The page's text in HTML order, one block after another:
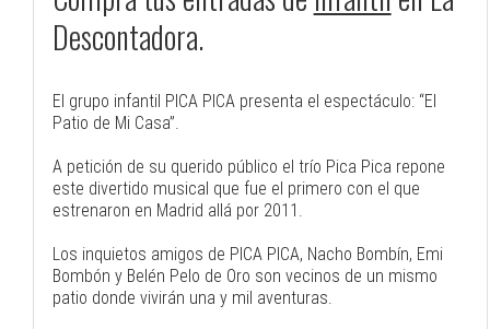
Descontadora.
El grupo infantil PICA PICA presenta el espectáculo: “El
Patio de Mi Casa”.
A petición de su querido público el trío Pica Pica repone
este divertido musical que fue el primero con el que
estrenaron en Madrid allá por 2011.
Los inquietos amigos de PICA PICA, Nacho Bombín, Emi
Bombón y Belén Pelo de Oro son vecinos de un mismo
patio donde vivirán una y mil aventuras.